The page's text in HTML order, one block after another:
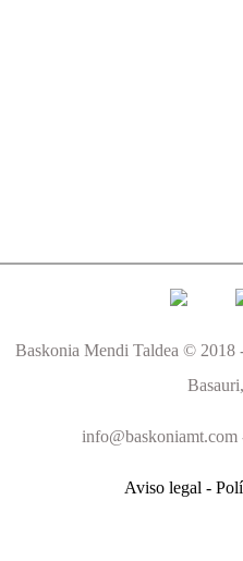
Baskonia Mendi Taldea ©
info@baskoniamt.com
Aviso legal -